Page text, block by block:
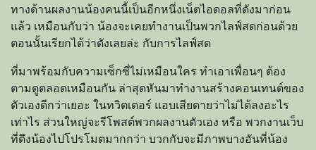
ทางด้านผลงานน้องคนนี้เป็นอีกหนึ่งเน็ตไอดอลที่ดังมาก่อน
แล้ว เหมือนกับว่า น้องจะเคยทำงานเป็นพวกไลฟ์สดก่อนด้วย
ตอนนั้นเรียกได้ว่าดังเลยล่ะ กับการไลฟ์สด
ที่มาพร้อมกับความเซ็กซี่ไม่เหมือนใคร ทำเอาเพื่อนๆ ต้อง
ตามดูตลอดเหมือนกัน ล่าสุดหันมาทำงานสร้างคอนเทนต์ของ
ตัวเองดีกว่าเยอะ ในทวิตเตอร์ แอบเสียดายว่าไม่ได้ลงอะไร
เท่าไร ส่วนใหญ่จะรีโพสต์พวกผลงานตัวเอง หรือ พวกงานเว็บ
ที่ดึงน้องไปโปรโมตมากกว่า บวกกับจะมีภาพบางอันที่น้อง